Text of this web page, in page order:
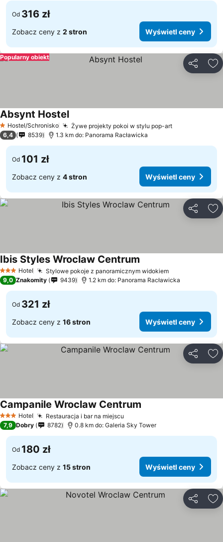
Od 316 zł
Zobacz ceny z 2 stron Wyświetl ceny
Popularny obiekt
1 Kategoria
Hostel/Schronisko Żywe projekty pokoi w stylu pop-art
Absynt Hostel
6,4 8539 1.3 km do: Panorama Racławicka
Od 101 zł
Zobacz ceny z 4 stron Wyświetl ceny
3 Kategoria
Hotel Stylowe pokoje z panoramicznym widokiem
Ibis Styles Wroclaw Centrum
9,0 Znakomity 9439 1.2 km do: Panorama Racławicka
Od 321 zł
Zobacz ceny z 16 stron Wyświetl ceny
3 Kategoria
Hotel Restauracja i bar na miejscu
Campanile Wroclaw Centrum
7,9 Dobry 8782 0.8 km do: Galeria Sky Tower
Od 180 zł
Zobacz ceny z 15 stron Wyświetl ceny